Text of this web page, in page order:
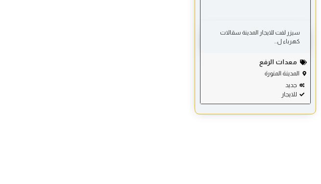
سيزر لفت للايجار المدينة سقالات
كهرباء ل...
معدات الرفع
المدينة المنورة
جديد
للايجار